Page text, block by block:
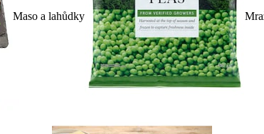
Maso a lahůdky